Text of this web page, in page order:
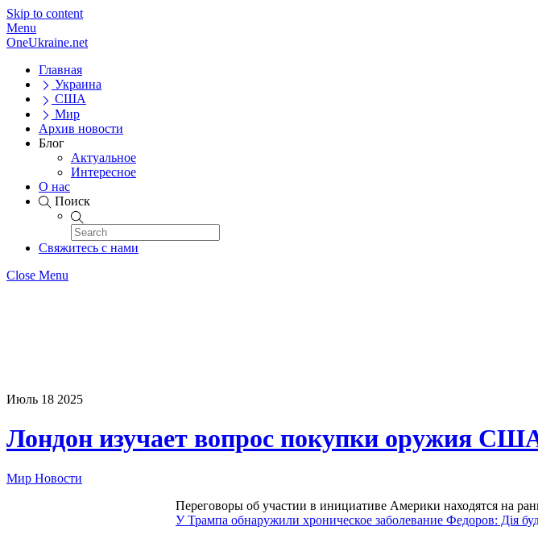
Skip to content
Menu
OneUkraine.net
Главная
Украина
США
Мир
Архив новости
Блог
Актуальное
Интересное
О нас
Поиск
Свяжитесь с нами
Close Menu
Июль 18 2025
Лондон изучает вопрос покупки оружия
Мир Новости
Переговоры об участии в инициативе Америки находятся на
У Трампа обнаружили хроническое заболевание Федоров: Дія